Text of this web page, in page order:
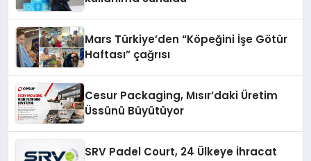
Mars Türkiye’den “Köpeğini İşe Götür
Haftası” çağrısı
Cesur Packaging, Mısır’daki Üretim
Üssünü Büyütüyor
SRV Padel Court, 24 Ülkeye İhracat